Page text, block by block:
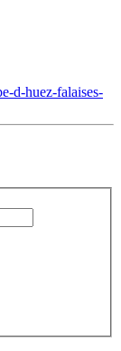
d-huez-falaises-